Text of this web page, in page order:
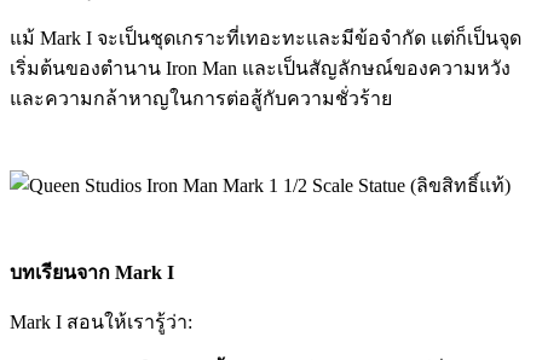
แม้ Mark I จะเป็นชุดเกราะที่เทอะทะและมีข้อจำกัด แต่ก็เป็นจุด
เริ่มต้นของตำนาน Iron Man และเป็นสัญลักษณ์ของความหวัง
และความกล้าหาญในการต่อสู้กับความชั่วร้าย
บทเรียนจาก Mark I
Mark I สอนให้เรารู้ว่า: